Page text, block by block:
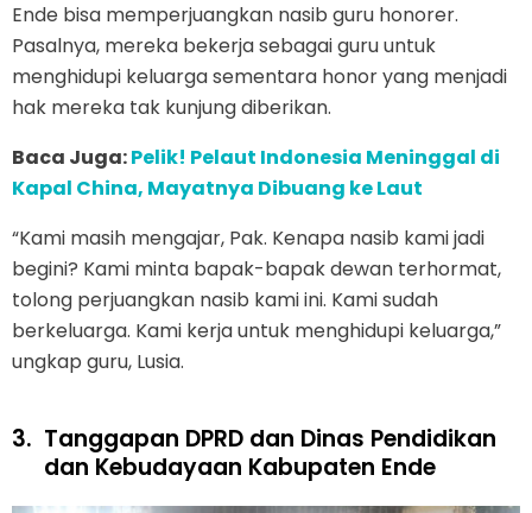
Ende bisa memperjuangkan nasib guru honorer.
Pasalnya, mereka bekerja sebagai guru untuk
menghidupi keluarga sementara honor yang menjadi
hak mereka tak kunjung diberikan.
Baca Juga:Pelik! Pelaut Indonesia Meninggal di
Kapal China, Mayatnya Dibuang ke Laut
“Kami masih mengajar, Pak. Kenapa nasib kami jadi
begini? Kami minta bapak-bapak dewan terhormat,
tolong perjuangkan nasib kami ini. Kami sudah
berkeluarga. Kami kerja untuk menghidupi keluarga,”
ungkap guru, Lusia.
3. Tanggapan DPRD dan Dinas Pendidikan
dan Kebudayaan Kabupaten Ende